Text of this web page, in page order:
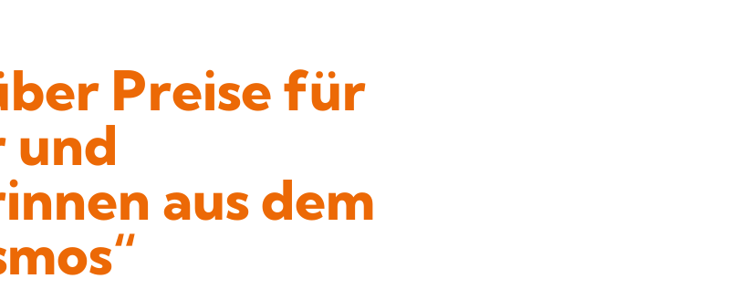
Preise für
und
aus dem